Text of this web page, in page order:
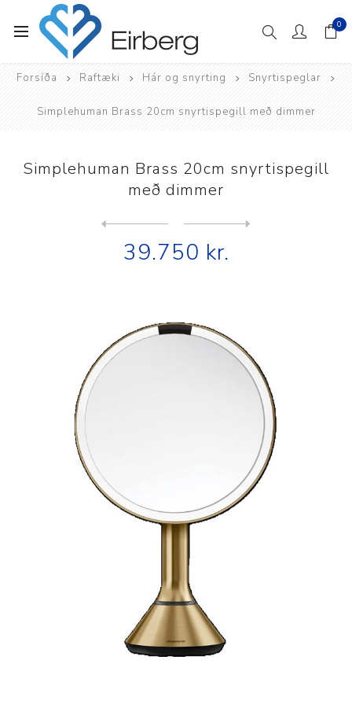
0
Forsíða Raftæki Hár og snyrting Snyrtispeglar
Simplehuman Brass 20cm snyrtispegill með dimmer
Simplehuman Brass 20cm snyrtispegill
með dimmer
39.750 kr.